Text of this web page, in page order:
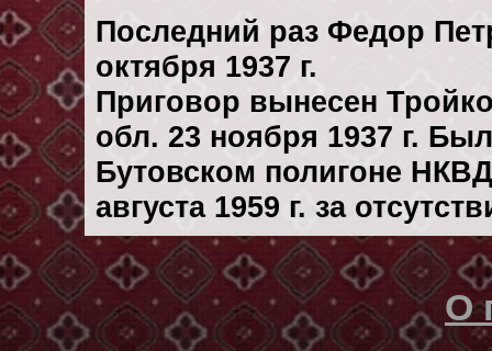
Последний раз Федор
октября 1937 г.
Приговор вынесен
обл. 23 ноября 1937 г.
Бутовском полигоне
августа 1959 г. за
О